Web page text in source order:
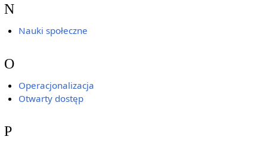
N
Nauki społeczne
O
Operacjonalizacja
Otwarty dostęp
P